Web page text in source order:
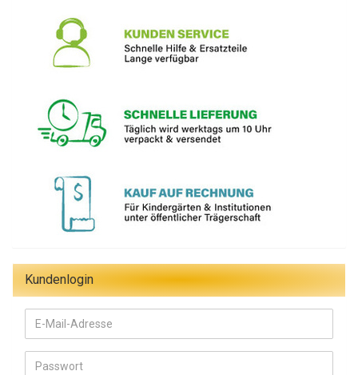
Kundenlogin
E-
Mail-
Adresse
Passwort